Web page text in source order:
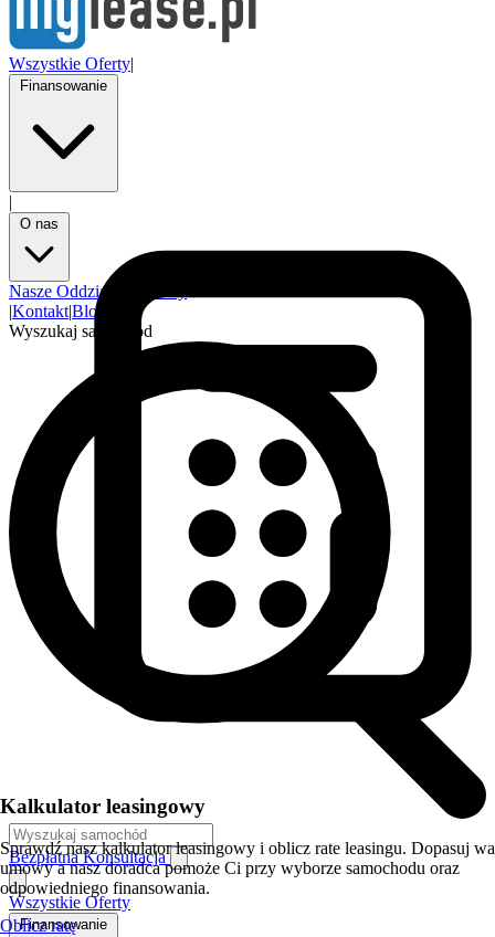
Wszystkie Oferty|
|
Nasze Oddziały
|Kontakt|Blog
Wyszukaj samochód
Bezpłatna Konsultacja
Wszystkie Oferty
Finansowanie
Kalkulator leasingowy
Sprawdź nasz kalkulator leasingowy i oblicz rate leasingu. Dopasuj
umowy a nasz doradca pomoże Ci przy wyborze samochodu oraz
odpowiedniego finansowania.
Oblicz ratę